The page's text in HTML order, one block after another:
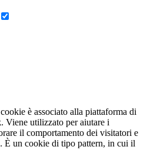
è associato alla piattaforma di
Viene utilizzato per aiutare i
il comportamento dei visitatori e
È un cookie di tipo pattern, in cui il